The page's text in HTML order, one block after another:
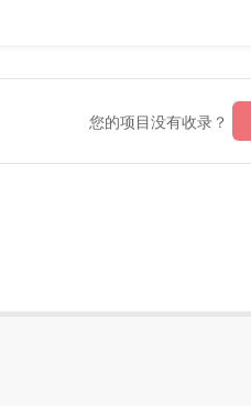
您的项目没有收录？